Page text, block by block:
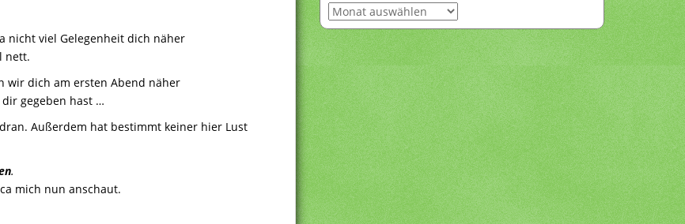
nicht viel Gelegenheit dich näher
nett.
wir dich am ersten Abend näher
dir gegeben hast …
Außerdem hat bestimmt keiner hier Lust
.
mich nun anschaut.
Archiv